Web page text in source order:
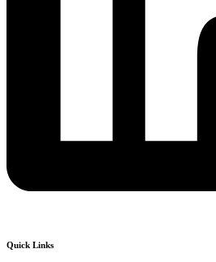
Quick Links